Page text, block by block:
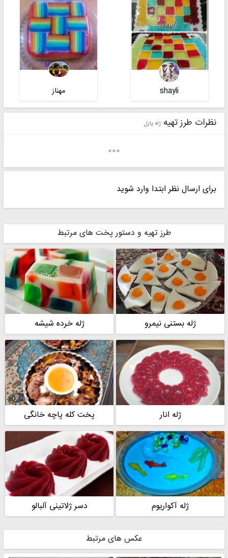
shayli مهناز
عاطفه ☆s@m@neh69☆
مامان آرمین Zohreh Gh .64
نظرات طرز تهیه ژله پازل
برای ارسال نظر ابتدا وارد شوید
طرز تهیه و دستور پخت های مرتبط
ژله بستنی نیمرو ژله خرده شیشه
ژله انار پخت کله پاچه خانگی
ژله آکواریوم دسر ژلاتینی آلبالو
عکس های مرتبط